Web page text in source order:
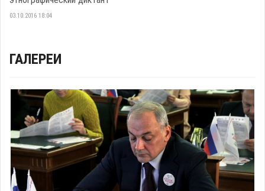
03.10.2016 18:04
ГАЛЕРЕИ